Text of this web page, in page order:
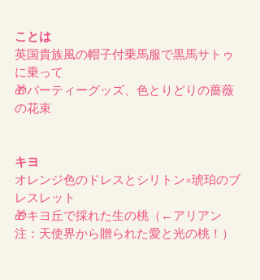
ことは
英国貴族風の帽子付乗馬服で黒馬サトゥ
に乗って
🎁パーティーグッズ、色とりどりの薔薇
の花束
キヨ
オレンジ色のドレスとシリトン×琥珀のブ
レスレット
🎁キヨ丘で採れた生の桃（←アリアン
注：天使界から贈られた愛と光の桃！）